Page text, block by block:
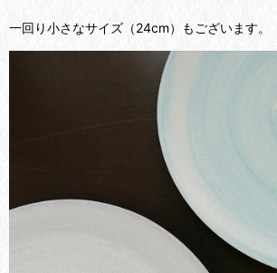
一回り小さなサイズ（24cm）もございます。